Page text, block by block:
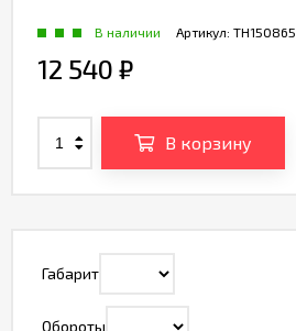
Габарит
Обороты
Артикул: TH150865
В наличии
12 540 ₽
В корзину